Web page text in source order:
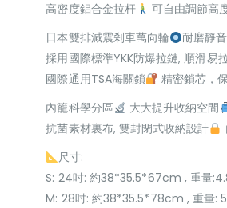
高密度鋁合金拉杆
可自由調節高
日本雙排減震剎車萬向輪
耐磨靜音
採用國際標準YKK防爆拉鏈, 順滑易
國際通用TSA海關鎖
精密鎖芯，
內籠科學分區
大大提升收納空間
抗菌素材裏布, 雙封閉式收納設計
尺寸:
S: 24吋: 約38*35.5*67cm , 重量
M: 28吋: 約38*35.5*78cm , 重量: